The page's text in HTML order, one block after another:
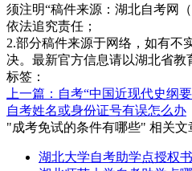
须注明“稿件来源：湖北自考网
依法追究责任；
2.部分稿件来源于网络，如有不
决。最新官方信息请以湖北省教
标签：
上一篇：自考“中国近现代史纲
自考姓名或身份证号有误怎么办
"成考免试的条件有哪些" 相关文
湖北大学自考助学点授权